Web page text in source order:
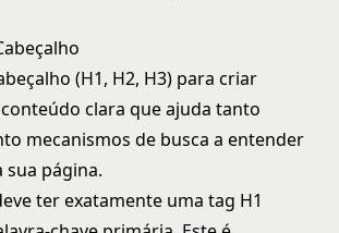
(H1, H2, H3) para criar
clara que ajuda tanto
mecanismos de busca a entender
página.
ter exatamente uma tag H1